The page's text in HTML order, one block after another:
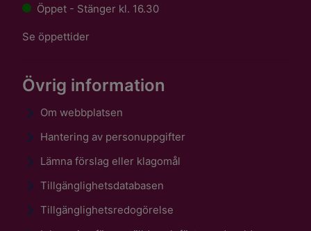
Öppet - Stänger kl. 16.30
Se öppettider
Övrig information
Om webbplatsen
Hantering av personuppgifter
Lämna förslag eller klagomål
Tillgänglighetsdatabasen
Tillgänglighetsredogörelse